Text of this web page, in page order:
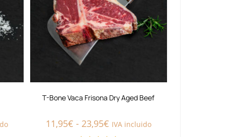
T-Bone Vaca Frisona Dry Aged Beef
11,95€ - 23,95€ IVA incluido